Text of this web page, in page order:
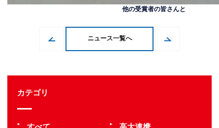
他の受賞者の皆さんと
ニュース一覧へ
カテゴリ